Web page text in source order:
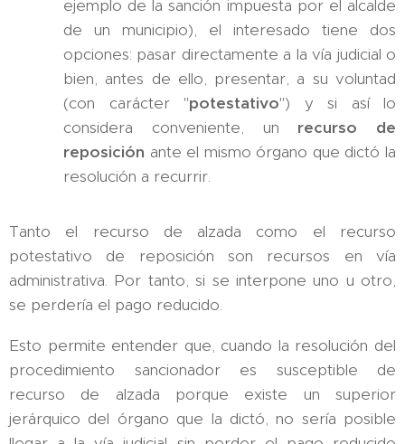
ejemplo de la sanción impuesta por el alcalde
de un municipio), el interesado tiene dos
opciones: pasar directamente a la vía judicial o
bien, antes de ello, presentar, a su voluntad
(con carácter "potestativo") y si así lo
considera conveniente, un recurso de
reposición ante el mismo órgano que dictó la
resolución a recurrir.
Tanto el recurso de alzada como el recurso
potestativo de reposición son recursos en vía
administrativa. Por tanto, si se interpone uno u otro,
se perdería el pago reducido.
Esto permite entender que, cuando la resolución del
procedimiento sancionador es susceptible de
recurso de alzada porque existe un superior
jerárquico del órgano que la dictó, no sería posible